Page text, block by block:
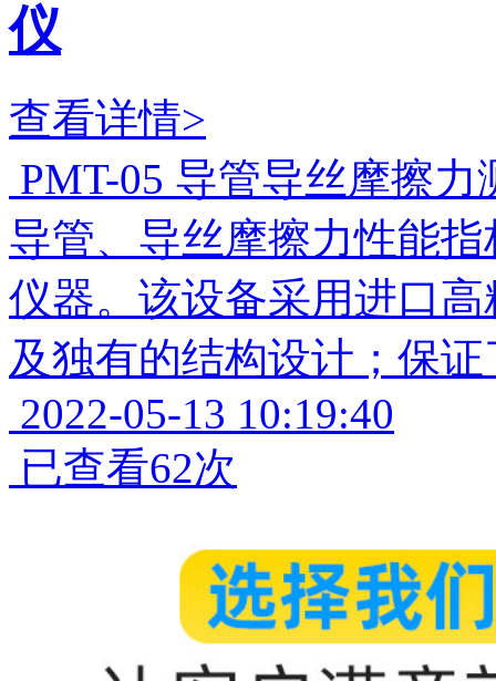
仪
查看详情>
PMT-05 导管导丝摩擦
导管、导丝摩擦力性能
仪器。该设备采用进口
及独有的结构设计；保
2022-05-13 10:19:40
已查看62次